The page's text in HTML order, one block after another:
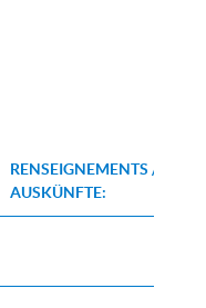
RENSEIGNEMENTS /
AUSKÜNFTE: